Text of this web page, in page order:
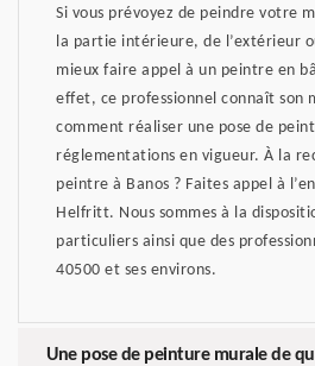
Si vous prévoyez de peindre votre
la partie intérieure, de l’extérieur
mieux faire appel à un peintre en
effet, ce professionnel connaît son
comment réaliser une pose de
réglementations en vigueur. À la
peintre à Banos ? Faites appel à
Helfritt. Nous sommes à la
particuliers ainsi que des
40500 et ses environs.
Une pose de peinture murale de